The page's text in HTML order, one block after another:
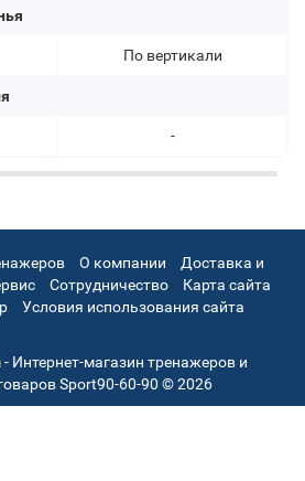
По вертикали
-
О компании
Доставка и
Сотрудничество
Карта сайта
Условия использования сайта
Интернет-магазин тренажеров и
Sport90-60-90 © 2026